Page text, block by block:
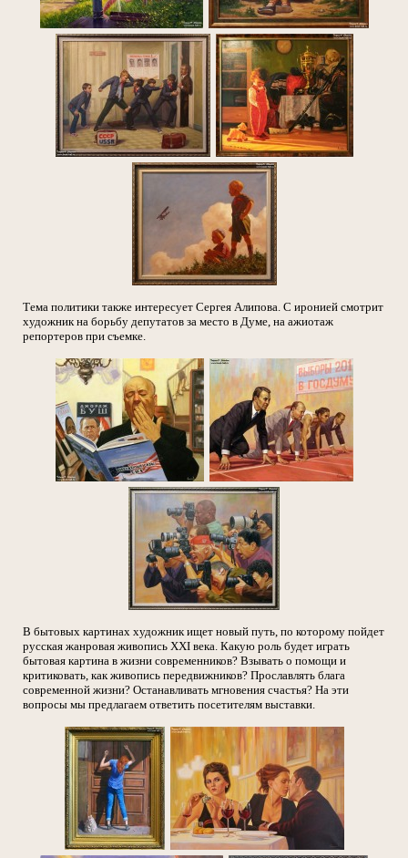
Тема политики также интересует Сергея Алипова. С иронией смотрит
художник на борьбу депутатов за место в Думе, на ажиотаж
репортеров при съемке.
В бытовых картинах художник ищет новый путь, по которому пойдет
русская жанровая живопись XXI века. Какую роль будет играть
бытовая картина в жизни современников? Взывать о помощи и
критиковать, как живопись передвижников? Прославлять блага
современной жизни? Останавливать мгновения счастья? На эти
вопросы мы предлагаем ответить посетителям выставки.